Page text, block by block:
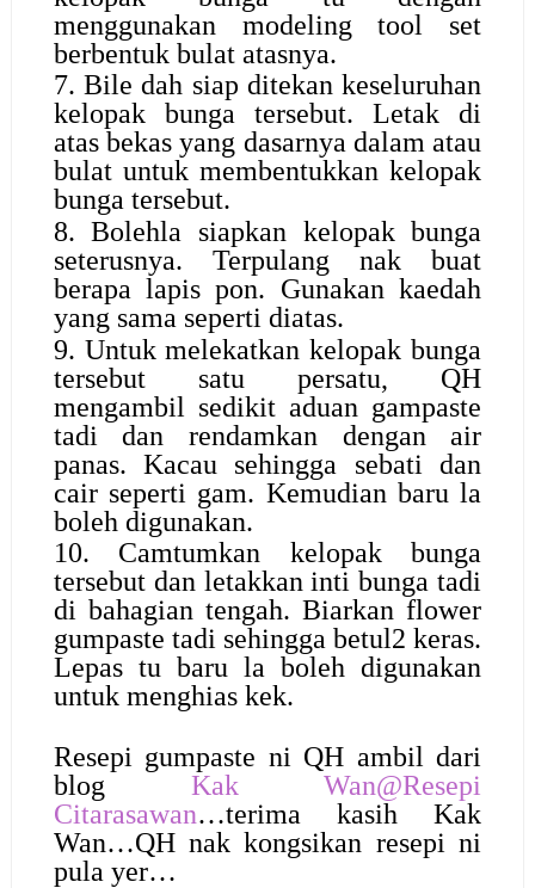
menggunakan modeling tool set
berbentuk bulat atasnya.
7. Bile dah siap ditekan keseluruhan
kelopak bunga tersebut. Letak di
atas bekas yang dasarnya dalam atau
bulat untuk membentukkan kelopak
bunga tersebut.
8. Bolehla siapkan kelopak bunga
seterusnya. Terpulang nak buat
berapa lapis pon. Gunakan kaedah
yang sama seperti diatas.
9. Untuk melekatkan kelopak bunga
tersebut satu persatu, QH
mengambil sedikit aduan gampaste
tadi dan rendamkan dengan air
panas. Kacau sehingga sebati dan
cair seperti gam. Kemudian baru la
boleh digunakan.
10. Camtumkan kelopak bunga
tersebut dan letakkan inti bunga tadi
di bahagian tengah. Biarkan flower
gumpaste tadi sehingga betul2 keras.
Lepas tu baru la boleh digunakan
untuk menghias kek.
Resepi gumpaste ni QH ambil dari
blog Kak Wan@Resepi
Citarasawan…terima kasih Kak
Wan…QH nak kongsikan resepi ni
pula yer…